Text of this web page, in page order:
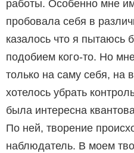
работы. Особенно мне
пробовала себя в
казалось что я пытаюсь
подобием кого-то. Но
только на саму себя, на
хотелось убрать
была интересна
По ней, творение
наблюдатель. В моем